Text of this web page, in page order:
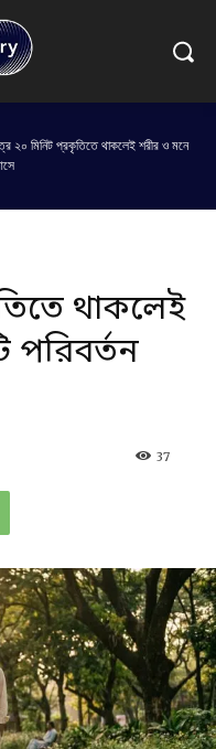
২০ মিনিট প্রকৃতিতে থাকলেই শরীর ও মনে
থাকলেই
পরিবর্তন
37